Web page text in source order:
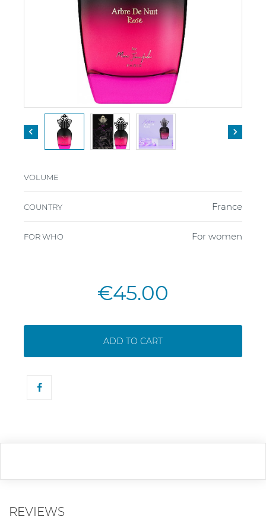
 
VOLUME
COUNTRY France
FOR WHO For women
€45.00
ADD TO CART
REVIEWS